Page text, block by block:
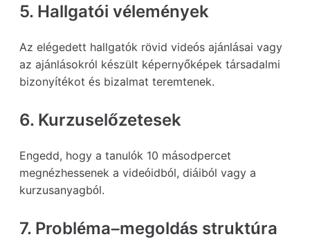
5. Hallgatói vélemények
Az elégedett hallgatók rövid videós ajánlásai vagy
az ajánlásokról készült képernyőképek társadalmi
bizonyítékot és bizalmat teremtenek.
6. Kurzuselőzetesek
Engedd, hogy a tanulók 10 másodpercet
megnézhessenek a videóidból, diáiból vagy a
kurzusanyagból.
7. Probléma–megoldás struktúra